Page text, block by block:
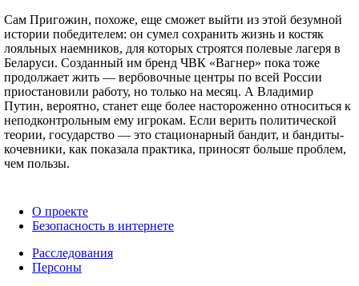
Сам Пригожин, похоже, еще сможет выйти из этой безумной
истории победителем: он сумел сохранить жизнь и костяк
лояльных наемников, для которых строятся полевые лагеря в
Беларуси. Созданный им бренд ЧВК «Вагнер» пока тоже
продолжает жить — вербовочные центры по всей России
приостановили работу, но только на месяц. А Владимир
Путин, вероятно, станет еще более настороженно относиться к
неподконтрольным ему игрокам. Если верить политической
теории, государство — это стационарный бандит, и бандиты-
кочевники, как показала практика, приносят больше проблем,
чем пользы.
О проекте
Безопасность в интернете
Расследования
Персоны